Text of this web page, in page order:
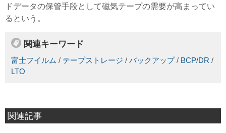
ドデータの保管手段として磁気テープの需要が高まってい
るという。
関連キーワード
富士フイルム / テープストレージ / バックアップ/ BCP/DR /
LTO
関連記事